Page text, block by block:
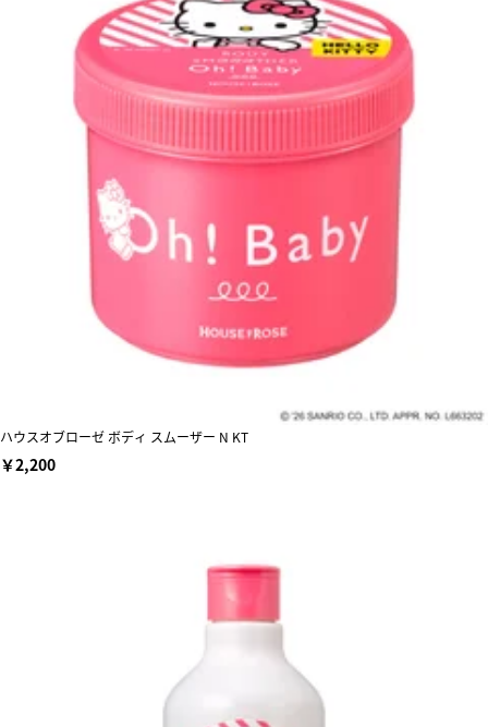
ハウスオブローゼ ボディ スムーザー N KT
￥2,200